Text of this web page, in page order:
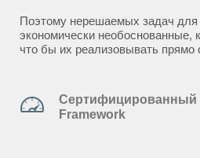
Поэтому нерешаемых задач
экономически необоснованные,
что бы их реализовывать прямо
Сертифицированный
Framework